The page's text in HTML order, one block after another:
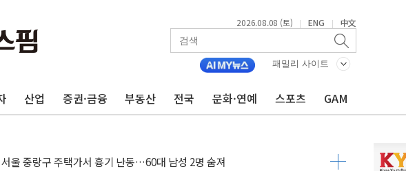
2026.08.08 (토) | ENG | 中文
패밀리 사이트
산업 증권·금융 부동산 전국 문화·연예 스포츠 GAM
강릉·동해·삼척 시간당 최대 50㎜ 폭우…강원 동해안 강한 비 어어져
李대통령 "결혼 때문에 손해 보는 일 없게"…'결혼 페널티' 22개 과제 손본다